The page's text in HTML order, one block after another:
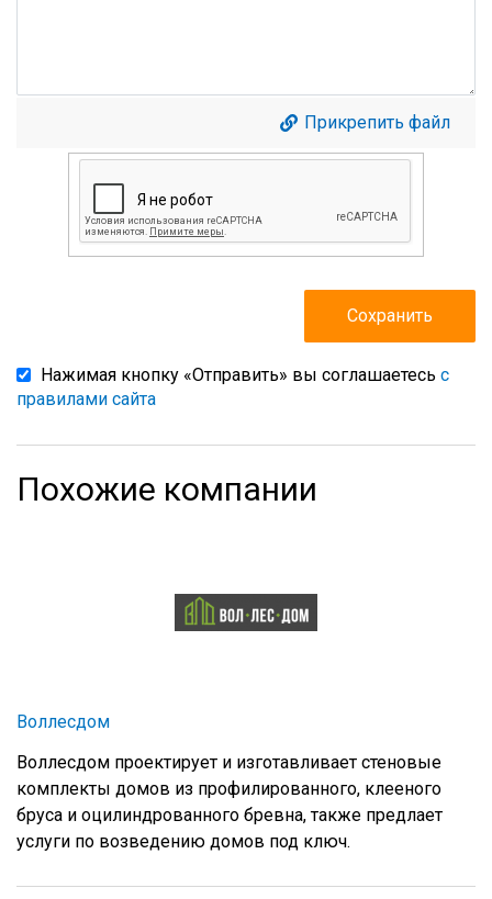
Прикрепить файл
Нажимая кнопку «Отправить» вы соглашаетесь с
правилами сайта
Похожие компании
Воллесдом
Воллесдом проектирует и изготавливает стеновые
комплекты домов из профилированного, клееного
бруса и оцилиндрованного бревна, также предлает
услуги по возведению домов под ключ.